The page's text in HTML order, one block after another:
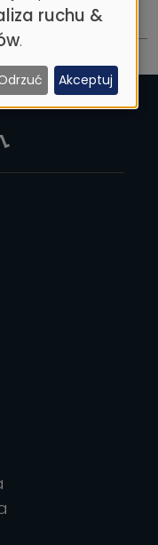
ruchu &
.
Akceptuj